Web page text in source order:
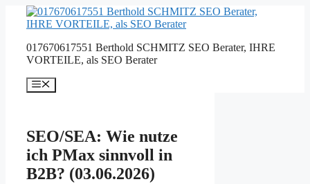
Inhalt
017670617551 Berthold SCHMITZ SEO Berater, IHRE
VORTEILE, als SEO Berater
Menü
SEO/SEA: Wie nutze
ich PMax sinnvoll in
B2B? (03.06.2026)